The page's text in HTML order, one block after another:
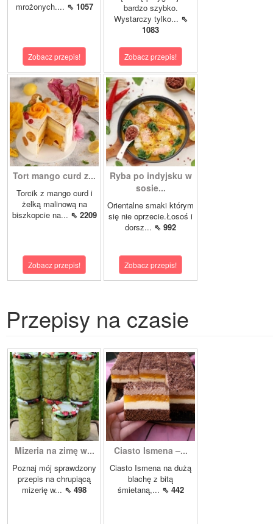
mrożonych.... ⇖ 1057
Zobacz przepis!
bardzo szybko.
Wystarczy tylko... ⇖
1083
Zobacz przepis!
Tort mango curd z...
Torcik z mango curd i
żelką malinową na
biszkopcie na... ⇖ 2209
Zobacz przepis!
Ryba po indyjsku w
sosie...
Orientalne smaki którym
się nie oprzecie.Łosoś i
dorsz... ⇖ 992
Zobacz przepis!
Przepisy na czasie
Mizeria na zimę w...
Poznaj mój sprawdzony
przepis na chrupiącą
mizerię w... ⇖ 498
Ciasto Ismena –...
Ciasto Ismena na dużą
blachę z bitą
śmietaną,... ⇖ 442